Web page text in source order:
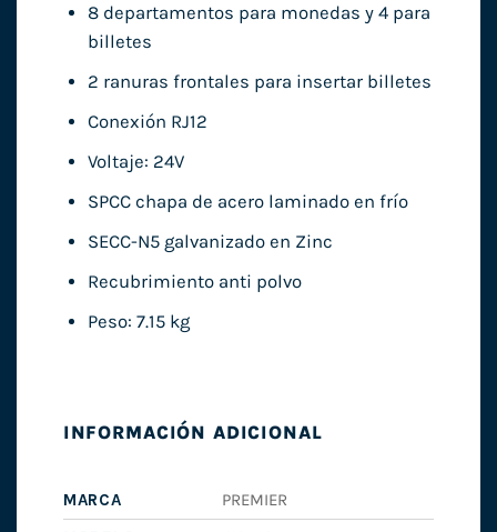
8 departamentos para monedas y 4 para
billetes
2 ranuras frontales para insertar billetes
Conexión RJ12
Voltaje: 24V
SPCC chapa de acero laminado en frío
SECC-N5 galvanizado en Zinc
Recubrimiento anti polvo
Peso: 7.15 kg
INFORMACIÓN ADICIONAL
MARCA
PREMIER